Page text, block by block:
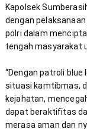
Kapolsek
dengan
polri dalam
“Dengan patroli
situasi kamtibmas,
kejahatan,
dapat beraktifitas